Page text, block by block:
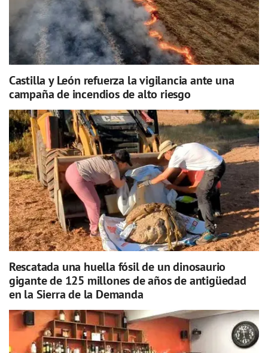
Castilla y León refuerza la vigilancia ante una
campaña de incendios de alto riesgo
Rescatada una huella fósil de un dinosaurio
gigante de 125 millones de años de antigüedad
en la Sierra de la Demanda